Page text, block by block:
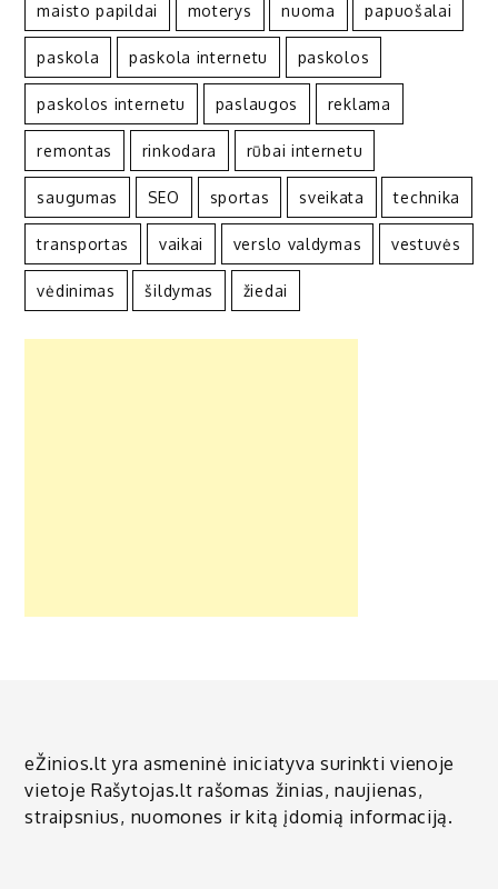
maisto papildai moterys nuoma papuošalai
paskola paskola internetu paskolos
paskolos internetu paslaugos reklama
remontas rinkodara rūbai internetu
saugumas SEO sportas sveikata technika
transportas vaikai verslo valdymas vestuvės
vėdinimas šildymas žiedai
eŽinios.lt yra asmeninė iniciatyva surinkti vienoje
vietoje Rašytojas.lt rašomas žinias, naujienas,
straipsnius, nuomones ir kitą įdomią informaciją.